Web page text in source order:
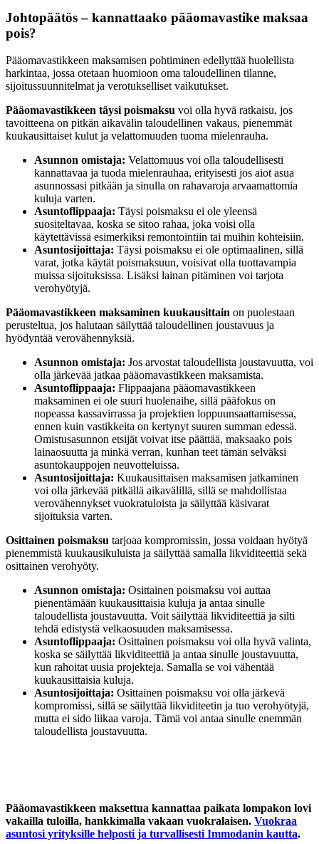
Johtopäätös – kannattaako pääomavastike maksaa
pois?
Pääomavastikkeen maksamisen pohtiminen edellyttää huolellista
harkintaa, jossa otetaan huomioon oma taloudellinen tilanne,
sijoitussuunnitelmat ja verotukselliset vaikutukset.
Pääomavastikkeen täysi poismaksu voi olla hyvä ratkaisu, jos
tavoitteena on pitkän aikavälin taloudellinen vakaus, pienemmät
kuukausittaiset kulut ja velattomuuden tuoma mielenrauha.
Asunnon omistaja: Velattomuus voi olla taloudellisesti
kannattavaa ja tuoda mielenrauhaa, erityisesti jos aiot asua
asunnossasi pitkään ja sinulla on rahavaroja arvaamattomia
kuluja varten.
Asuntoflippaaja: Täysi poismaksu ei ole yleensä
suositeltavaa, koska se sitoo rahaa, joka voisi olla
käytettävissä esimerkiksi remontointiin tai muihin kohteisiin.
Asuntosijoittaja: Täysi poismaksu ei ole optimaalinen, sillä
varat, jotka käytät poismaksuun, voisivat olla tuottavampia
muissa sijoituksissa. Lisäksi lainan pitäminen voi tarjota
verohyötyjä.
Pääomavastikkeen maksaminen kuukausittain on puolestaan
perusteltua, jos halutaan säilyttää taloudellinen joustavuus ja
hyödyntää verovähennyksiä.
Asunnon omistaja: Jos arvostat taloudellista joustavuutta, voi
olla järkevää jatkaa pääomavastikkeen maksamista.
Asuntoflippaaja: Flippaajana pääomavastikkeen
maksaminen ei ole suuri huolenaihe, sillä pääfokus on
nopeassa kassavirrassa ja projektien loppuunsaattamisessa,
ennen kuin vastikkeita on kertynyt suuren summan edessä.
Omistusasunnon etsijät voivat itse päättää, maksaako pois
lainaosuutta ja minkä verran, kunhan teet tämän selväksi
asuntokauppojen neuvotteluissa.
Asuntosijoittaja: Kuukausittaisen maksamisen jatkaminen
voi olla järkevää pitkällä aikavälillä, sillä se mahdollistaa
verovähennykset vuokratuloista ja säilyttää käsivarat
sijoituksia varten.
Osittainen poismaksu tarjoaa kompromissin, jossa voidaan hyötyä
pienemmistä kuukausikuluista ja säilyttää samalla likviditeettiä sekä
osittainen verohyöty.
Asunnon omistaja: Osittainen poismaksu voi auttaa
pienentämään kuukausittaisia kuluja ja antaa sinulle
taloudellista joustavuutta. Voit säilyttää likviditeettiä ja silti
tehdä edistystä velkaosuuden maksamisessa.
Asuntoflippaaja: Osittainen poismaksu voi olla hyvä valinta,
koska se säilyttää likviditeettiä ja antaa sinulle joustavuutta,
kun rahoitat uusia projekteja. Samalla se voi vähentää
kuukausittaisia kuluja.
Asuntosijoittaja: Osittainen poismaksu voi olla järkevä
kompromissi, sillä se säilyttää likviditeetin ja tuo verohyötyjä,
mutta ei sido liikaa varoja. Tämä voi antaa sinulle enemmän
taloudellista joustavuutta.
Pääomavastikkeen maksettua kannattaa paikata lompakon lovi
vakailla tuloilla, hankkimalla vakaan vuokralaisen. Vuokraa
asuntosi yrityksille helposti ja turvallisesti Immodanin kautta.